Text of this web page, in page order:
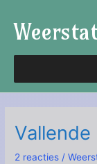
naar
2 reacties /